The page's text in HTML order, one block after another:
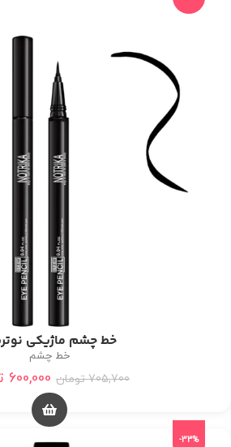
خط چشم ماژیکی
خط چشم
705,700 تومان 600,000
-33%